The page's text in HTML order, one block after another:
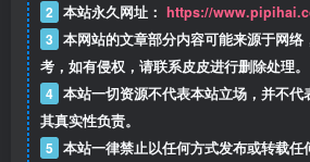
2 本站永久网址： https://
3 本网站的文章部分内容可能来源于网络
考，如有侵权，请联系皮皮进行删除处理。
4 本站一切资源不代表本站立场，并不代
其真实性负责。
5 本站一律禁止以任何方式发布或转载任